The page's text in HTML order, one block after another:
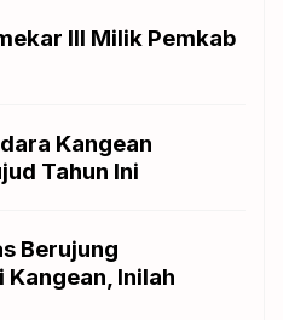
III Milik Pemkab
Kangean
Tahun Ini
Berujung
Kangean, Inilah